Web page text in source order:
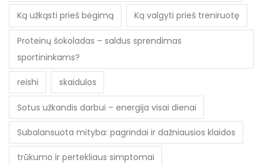
Ką užkąsti prieš bėgimą Ką valgyti prieš treniruotę
Proteinų šokoladas – saldus sprendimas
sportininkams?
reishi skaidulos
Sotus užkandis darbui – energija visai dienai
Subalansuota mityba: pagrindai ir dažniausios klaidos
trūkumo ir pertekliaus simptomai